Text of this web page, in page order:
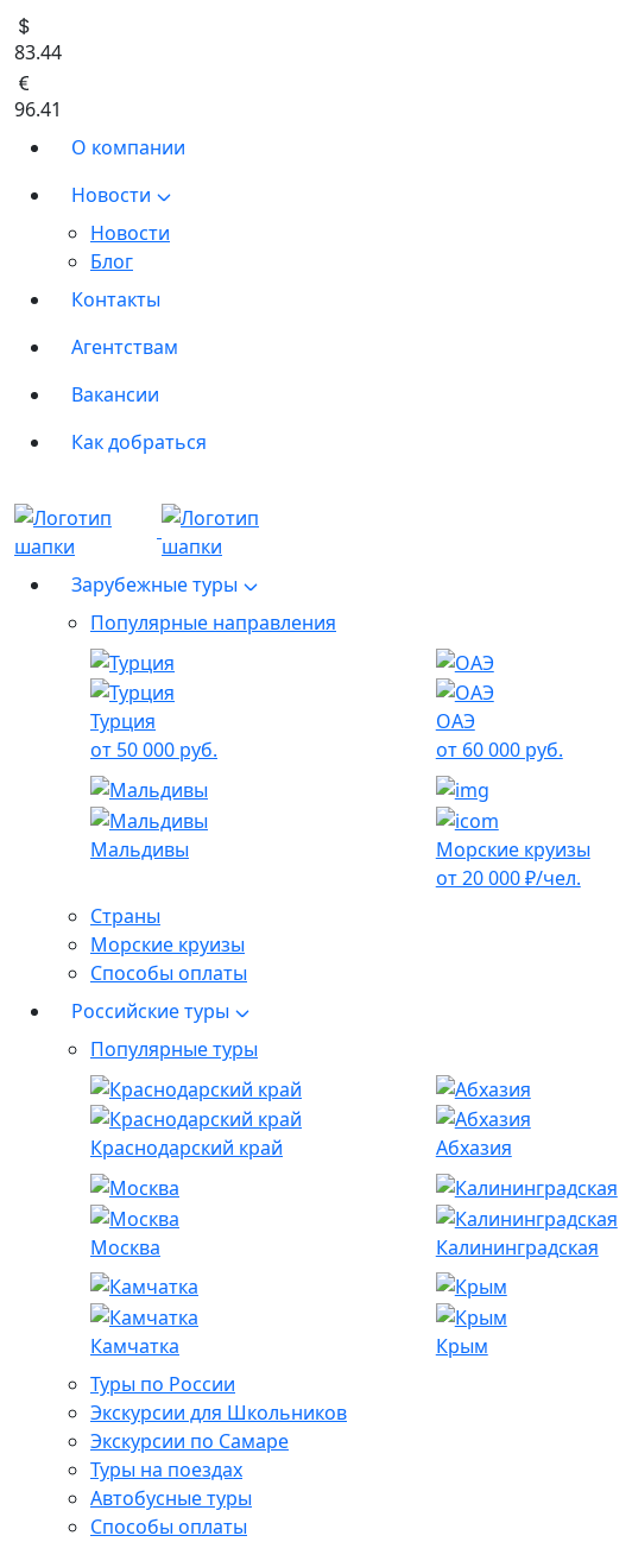
83.44
96.41
О компании
Новости
Новости
Блог
Контакты
Агентствам
Вакансии
Как добраться
Зарубежные туры
Популярные направления
Турция
от 50 000 руб.
ОАЭ
от 60 000 руб.
Мальдивы
Морские круизы
от 20 000 ₽/чел.
Страны
Морские круизы
Способы оплаты
Российские туры
Популярные туры
Краснодарский край Абхазия
Москва Калининградская
Камчатка Крым
Туры по России
Экскурсии для Школьников
Экскурсии по Самаре
Туры на поездах
Автобусные туры
Способы оплаты